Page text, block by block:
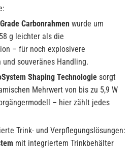
Carbonrahmen wurde um
g leichter als die
– für noch explosivere
und souveränes Handling.
Shaping Technologiesorgt
Mehrwert von bis zu 5,9 W
– hier zählt jedes
Trink- und Verpflegungslösungen:
mit integriertem Trink­behälter